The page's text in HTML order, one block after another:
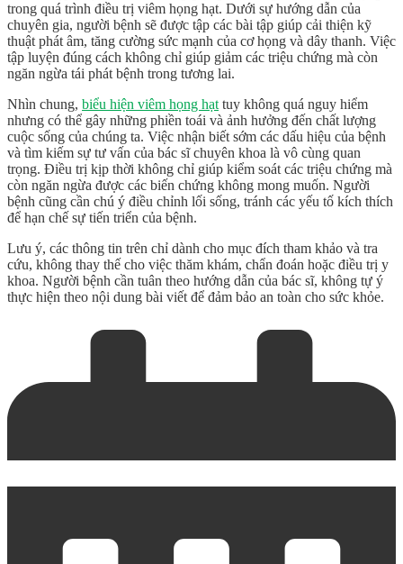
trong quá trình điều trị viêm họng hạt. Dưới sự hướng dẫn của
chuyên gia, người bệnh sẽ được tập các bài tập giúp cải thiện kỹ
thuật phát âm, tăng cường sức mạnh của cơ họng và dây thanh. Việc
tập luyện đúng cách không chỉ giúp giảm các triệu chứng mà còn
ngăn ngừa tái phát bệnh trong tương lai.
Nhìn chung, biểu hiện viêm họng hạt tuy không quá nguy hiểm
nhưng có thể gây những phiền toái và ảnh hưởng đến chất lượng
cuộc sống của chúng ta. Việc nhận biết sớm các dấu hiệu của bệnh
và tìm kiếm sự tư vấn của bác sĩ chuyên khoa là vô cùng quan
trọng. Điều trị kịp thời không chỉ giúp kiểm soát các triệu chứng mà
còn ngăn ngừa được các biến chứng không mong muốn. Người
bệnh cũng cần chú ý điều chỉnh lối sống, tránh các yếu tố kích thích
để hạn chế sự tiến triển của bệnh.
Lưu ý, các thông tin trên chỉ dành cho mục đích tham khảo và tra
cứu, không thay thế cho việc thăm khám, chẩn đoán hoặc điều trị y
khoa. Người bệnh cần tuân theo hướng dẫn của bác sĩ, không tự ý
thực hiện theo nội dung bài viết để đảm bảo an toàn cho sức khỏe.